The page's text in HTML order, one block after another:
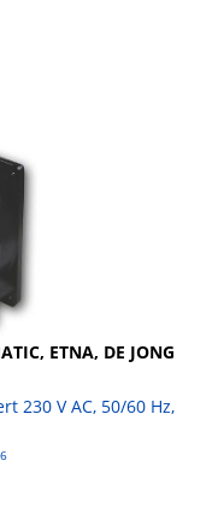
ETNA, DE JONG
230 V AC, 50/60 Hz,